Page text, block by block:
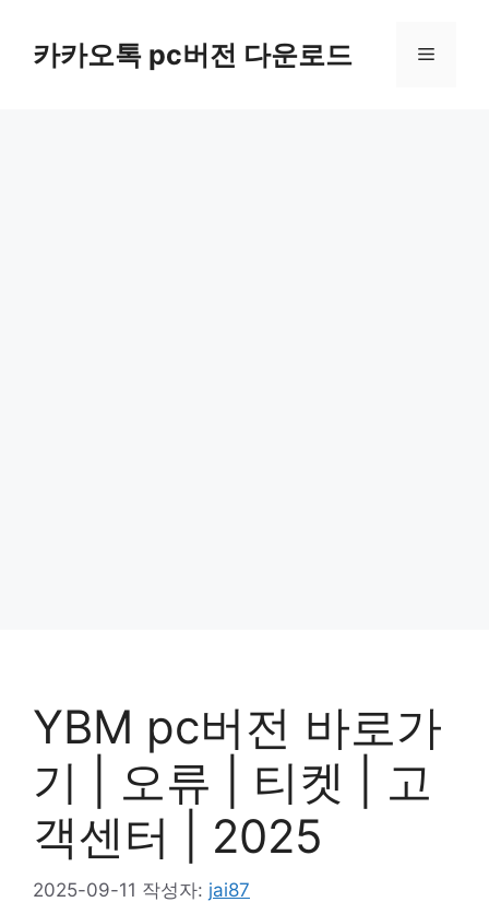
카카오톡 pc버전 다운로드 메
YBM pc버전 바로가
기 | 오류 | 티켓 | 고
객센터 | 2025
2025-09-11 작성자: jai87